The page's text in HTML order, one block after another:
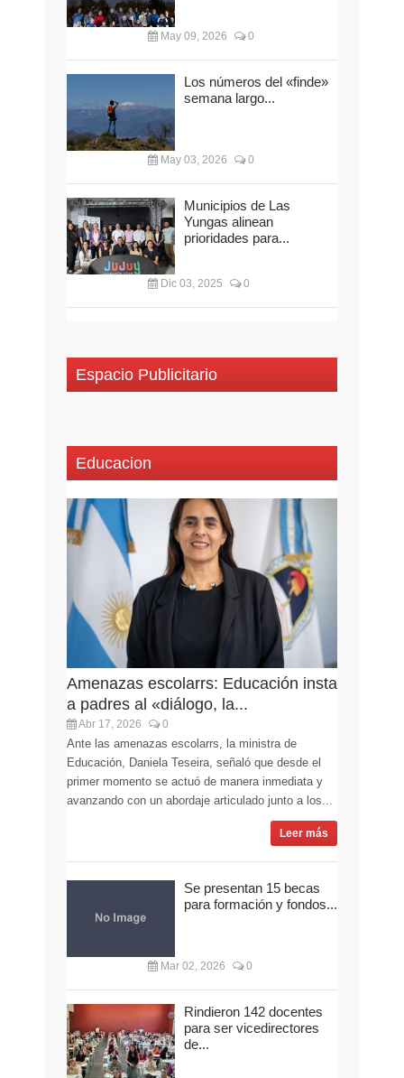
May 09, 2026 0
Los números del «finde»
semana largo...
May 03, 2026 0
Municipios de Las
Yungas alinean
prioridades para...
Dic 03, 2025 0
Espacio Publicitario
Educacion
Amenazas escolarrs: Educación insta
a padres al «diálogo, la...
Abr 17, 2026 0
Ante las amenazas escolarrs, la ministra de
Educación, Daniela Teseira, señaló que desde el
primer momento se actuó de manera inmediata y
avanzando con un abordaje articulado junto a los...
Leer más
Se presentan 15 becas
para formación y fondos...
Mar 02, 2026 0
Rindieron 142 docentes
para ser vicedirectores
de...